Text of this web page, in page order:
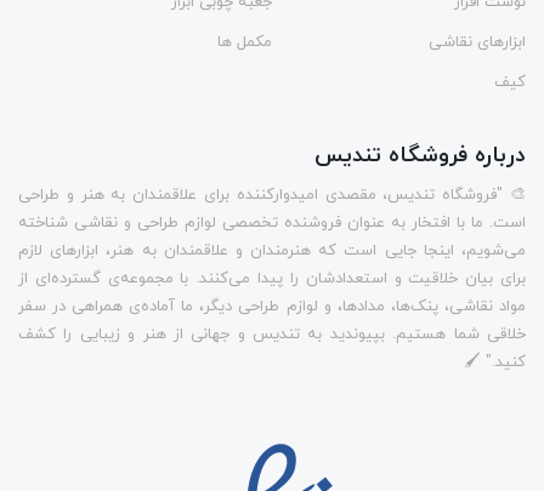
ابزارهای نقاشی
مکمل ها
کیف
درباره فروشگاه تندیس
🎨 "فروشگاه تندیس، مقصدی امیدوارکننده برای علاقمندان به هنر و طراحی
است. ما با افتخار به عنوان فروشنده تخصصی لوازم طراحی و نقاشی شناخته
می‌شویم، اینجا جایی است که هنرمندان و علاقمندان به هنر، ابزارهای لازم
برای بیان خلاقیت و استعدادشان را پیدا می‌کنند. با مجموعه‌ی گسترده‌ای از
مواد نقاشی، پنک‌ها، مدادها، و لوازم طراحی دیگر، ما آماده‌ی همراهی در سفر
خلاقی شما هستیم. بپیوندید به تندیس و جهانی از هنر و زیبایی را کشف
کنید." 🖌️